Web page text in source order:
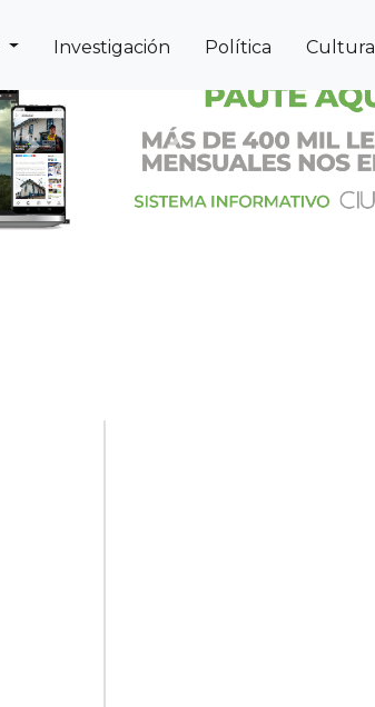
Investigación Política Cultura
Next Previous